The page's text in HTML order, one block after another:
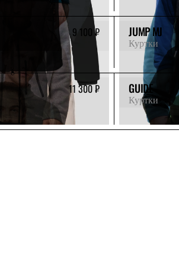
9 100 ₽ JUMP MJ
Куртки
11 300 ₽ GUIDE
Куртки